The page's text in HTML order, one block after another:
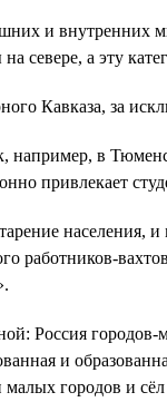
и внутренних
севере, а эту
Кавказа, за
например, в
привлекает
населения,
работников-
Россия
и
городов и